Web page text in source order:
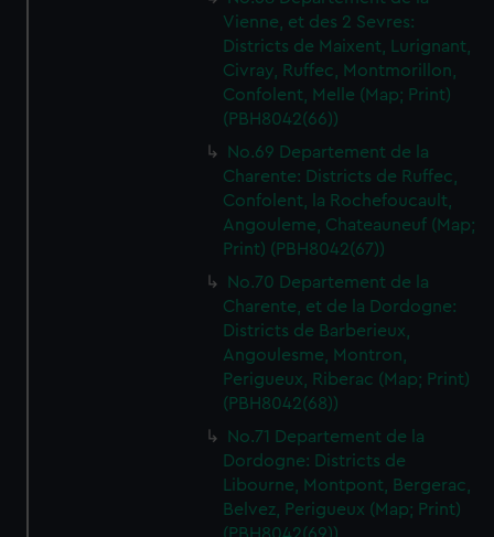
Vienne, et des 2 Sevres:
Districts de Maixent, Lurignant,
Civray, Ruffec, Montmorillon,
Confolent, Melle (Map; Print)
(PBH8042(66))
No.69 Departement de la
Charente: Districts de Ruffec,
Confolent, la Rochefoucault,
Angouleme, Chateauneuf (Map;
Print) (PBH8042(67))
No.70 Departement de la
Charente, et de la Dordogne:
Districts de Barberieux,
Angoulesme, Montron,
Perigueux, Riberac (Map; Print)
(PBH8042(68))
No.71 Departement de la
Dordogne: Districts de
Libourne, Montpont, Bergerac,
Belvez, Perigueux (Map; Print)